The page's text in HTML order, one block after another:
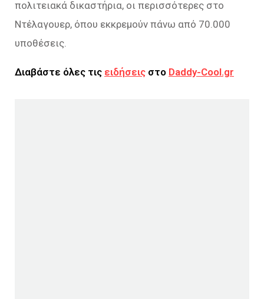
πολιτειακά δικαστήρια, οι περισσότερες στο
Ντέλαγουερ, όπου εκκρεμούν πάνω από 70.000
υποθέσεις.
Διαβάστε όλες τις ειδήσεις στο Daddy-Cool.gr